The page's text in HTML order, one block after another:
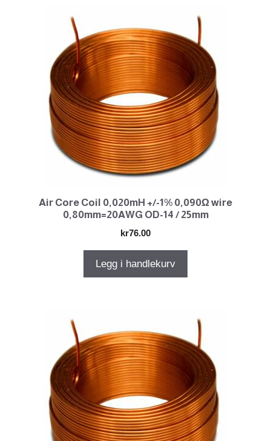
Air Core Coil 0,020mH +/-1% 0,090Ω wire
0,80mm=20AWG OD-14 / 25mm
kr76.00
Legg i handlekurv